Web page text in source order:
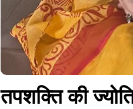
तपशक्ति की